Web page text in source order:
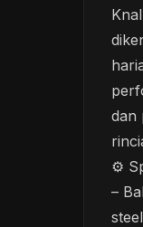
dan
⚙️
–